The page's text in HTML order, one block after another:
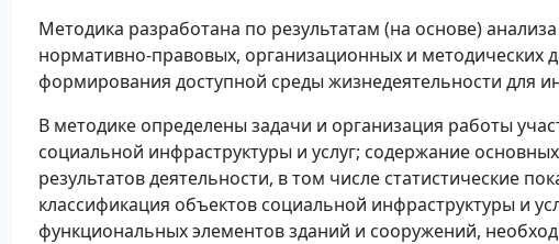
Методика разработана по результатам (на основе)
нормативно-правовых, организационных и методических
формирования доступной среды жизнедеятельности для
В методике определены задачи и организация работы
социальной инфраструктуры и услуг; содержание
результатов деятельности, в том числе статистические
классификация объектов социальной инфраструктуры и
функциональных элементов зданий и сооружений,